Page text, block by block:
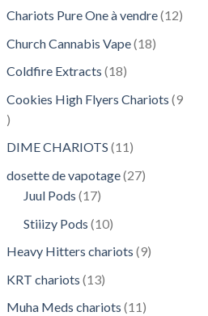
Chariots Pure One à vendre 1212
Church Cannabis Vape 1818
Coldfire Extracts 1818
Cookies High Flyers Chariots 9
9
DIME CHARIOTS 1111
dosette de vapotage 2727
Juul Pods 1717
Stiiizy Pods 1010
Heavy Hitters chariots 99
KRT chariots 1313
Muha Meds chariots 1111